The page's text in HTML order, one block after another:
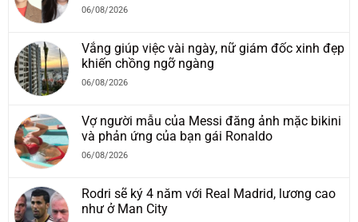
06/08/2026
Vắng giúp việc vài ngày, nữ giám đốc xinh đẹp
khiến chồng ngỡ ngàng
06/08/2026
Vợ người mẫu của Messi đăng ảnh mặc bikini
và phản ứng của bạn gái Ronaldo
06/08/2026
Rodri sẽ ký 4 năm với Real Madrid, lương cao
như ở Man City